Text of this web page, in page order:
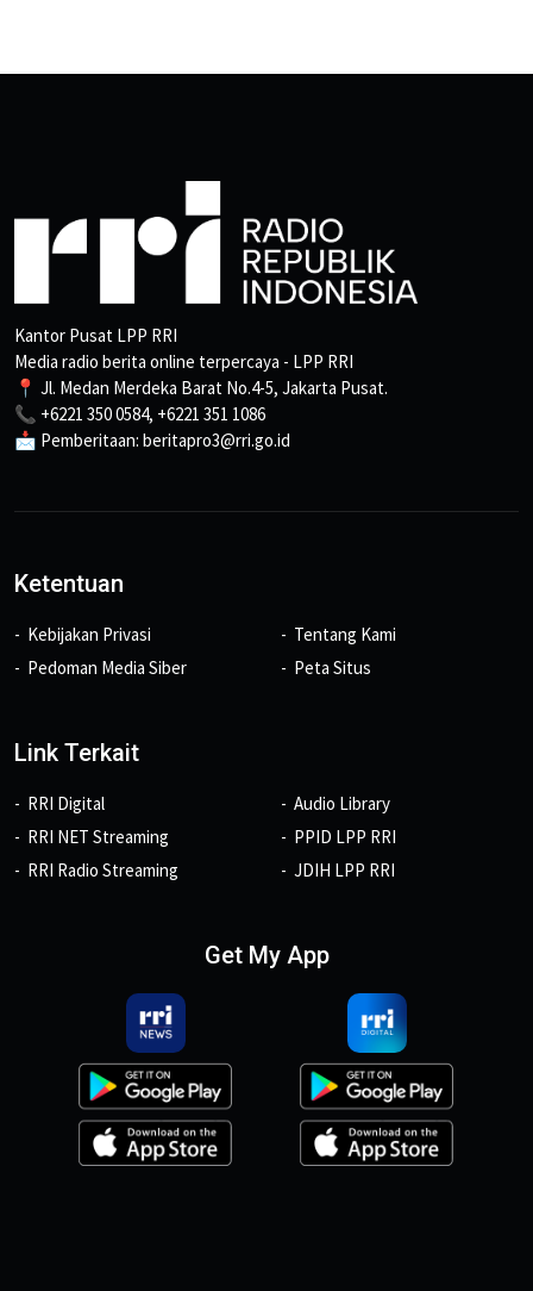
Kantor Pusat LPP RRI
Media radio berita online terpercaya - LPP RRI
📍 Jl. Medan Merdeka Barat No.4-5, Jakarta Pusat.
📞 +6221 350 0584, +6221 351 1086
📩 Pemberitaan: beritapro3@rri.go.id
Ketentuan
Kebijakan Privasi
Pedoman Media Siber
Tentang Kami
Peta Situs
Link Terkait
RRI Digital
RRI NET Streaming
RRI Radio Streaming
Audio Library
PPID LPP RRI
JDIH LPP RRI
Get My App